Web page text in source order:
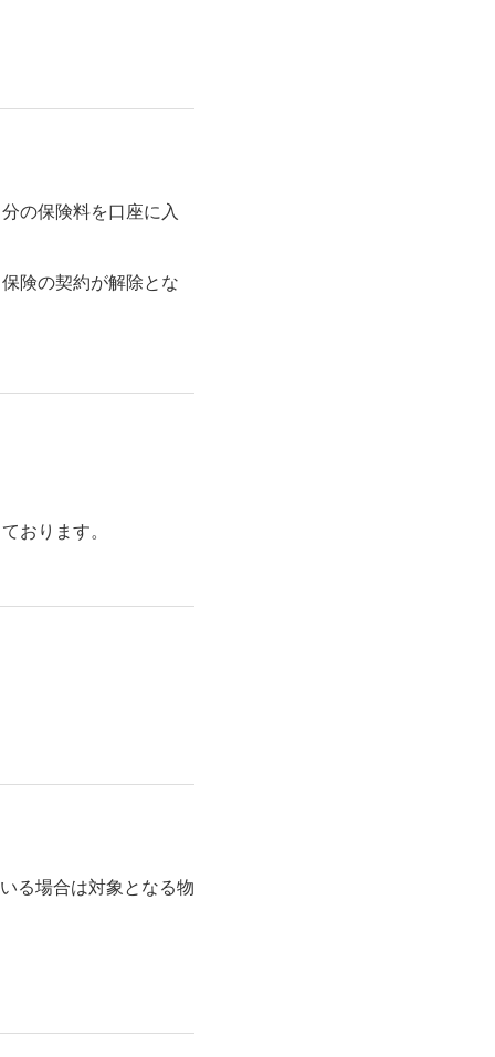
の保険料を口座に入
険の契約が解除とな
おります。
る場合は対象となる物